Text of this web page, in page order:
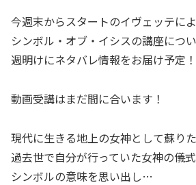
今週末からスタートのイヴェッテに
シンボル・オブ・イシスの講座につ
週明けにネタバレ情報をお届け予定！
動画受講はまだ間に合います！
現代に生きる地上の女神として蘇りた
過去世で自分が行っていた女神の儀
シンボルの意味を思い出し…